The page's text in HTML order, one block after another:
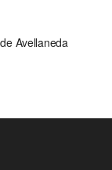
Avellaneda